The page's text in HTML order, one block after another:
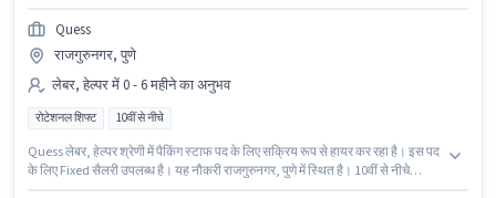
Quess
राजगुरुनगर, पुणे
लेबर, हेल्पर में 0 - 6 महीने का अनुभव
रोटेशनल शिफ्ट 10वीं से नीचे
Quess लेबर, हेल्पर श्रेणी में पैकिंग स्टाफ पद के लिए सक्रिय रूप से हायर कर रहा है। इस पद
के लिए Fixed सैलरी उपलब्ध है। यह नौकरी राजगुरुनगर, पुणे में स्थित है। 10वीं से नीचे